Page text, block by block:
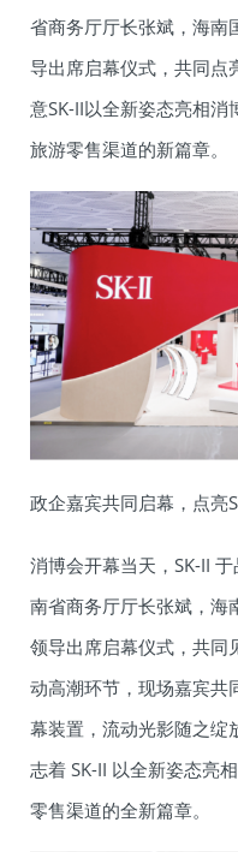
省商务厅厅长张斌，海南
导出席启幕仪式，共同点
意SK-II以全新姿态亮相
旅游零售渠道的新篇章。
政企嘉宾共同启幕，点亮
消博会开幕当天，SK-II
南省商务厅厅长张斌，海
领导出席启幕仪式，共同
动高潮环节，现场嘉宾共
幕装置，流动光影随之绽
志着 SK-II 以全新姿态亮
零售渠道的全新篇章。